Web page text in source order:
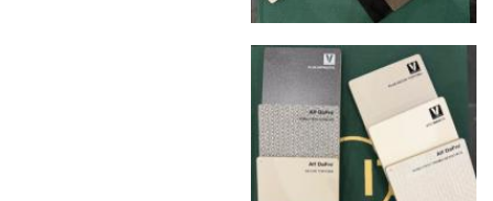
дверных блоков в квартиры и офисы с
использованием лифтов или монтажных
Распаковка и расстановка— специалисты
распаковывают товар и устанавливают его в